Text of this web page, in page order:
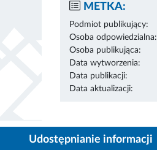
METKA:
Podmiot publikujący:
Osoba odpowiedzialna:
Osoba publikująca:
Data wytworzenia:
Data publikacji:
Data aktualizacji:
Udostępnianie informacji